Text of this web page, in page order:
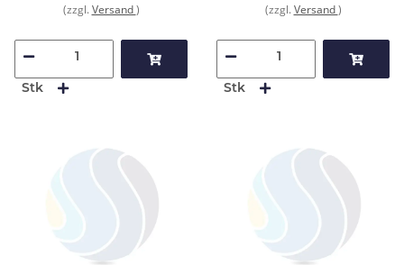
(zzgl.Versand)
Stk
(zzgl.Versand)
Stk